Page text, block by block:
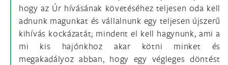
hogy az Úr hívásának követéséhez teljesen oda kell
adnunk magunkat és vállalnunk egy teljesen újszerű
kihívás kockázatát; mindent el kell hagynunk, ami a
mi kis hajónkhoz akar kötni minket és
megakadályoz abban, hogy egy végleges döntést